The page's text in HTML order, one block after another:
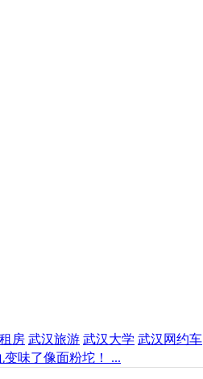
房 武汉旅游 武汉大学 武汉网约车
味了像面粉坨！ ...